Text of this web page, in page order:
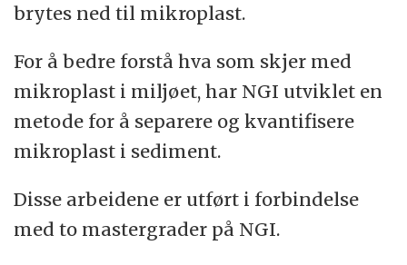
brytes ned til mikroplast.
For å bedre forstå hva som skjer med
mikroplast i miljøet, har NGI utviklet en
metode for å separere og kvantifisere
mikroplast i sediment.
Disse arbeidene er utført i forbindelse
med to mastergrader på NGI.